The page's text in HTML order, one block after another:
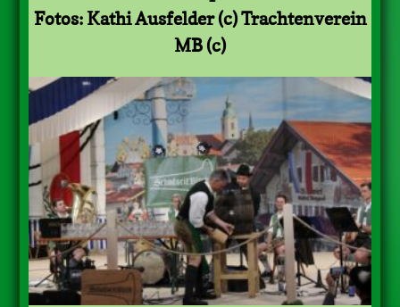
Fotos: Kathi Ausfelder (c) Trachtenverein
MB (c)